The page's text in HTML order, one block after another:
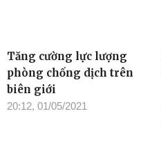
Tăng cường lực lượng
phòng chống dịch trên
biên giới
20:12, 01/05/2021